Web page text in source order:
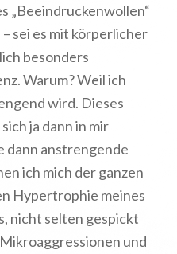
„Beeindruckenwollen“
sei es mit körperlicher
besonders
Warum? Weil ich
wird. Dieses
ja dann in mir
dann anstrengende
ich mich der ganzen
Hypertrophie meines
nicht selten gespickt
und